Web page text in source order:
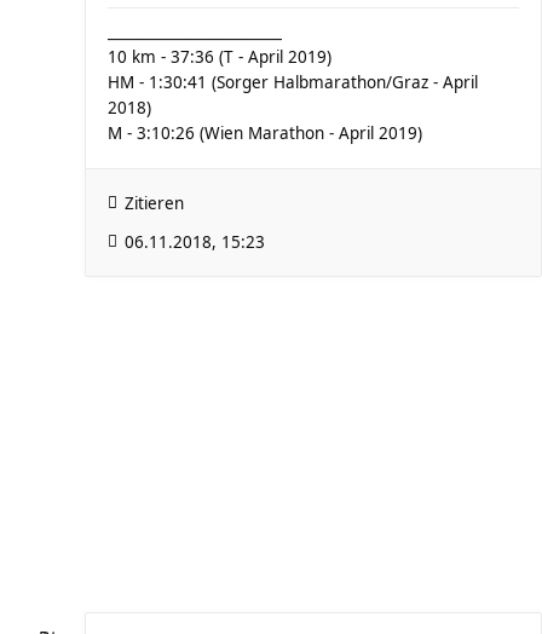
10 km - 37:36 (T - April 2019)
HM - 1:30:41 (Sorger Halbmarathon/Graz - April
2018)
M - 3:10:26 (Wien Marathon - April 2019)
Zitieren
06.11.2018, 15:23